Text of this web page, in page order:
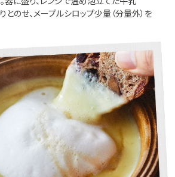
とのせ、メープルシロップ少量（分量外）を